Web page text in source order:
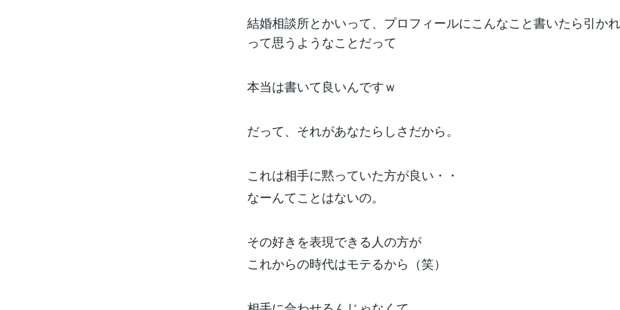
結婚相談所とかいって、プロフィールにこんなこと書いたら引か
って思うようなことだって
本当は書いて良いんですｗ
だって、それがあなたらしさだから。
これは相手に黙っていた方が良い・・
なーんてことはないの。
その好きを表現できる人の方が
これからの時代はモテるから（笑）